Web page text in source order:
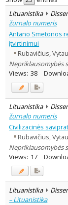
Document Type:
Books & books
Journal articles
Dissertations 1
Subject area
Economics 2
Ethnology 2
Philosophy 74
History
Documentation.
2
Literary Studies 7
Arts 11
Political sciences 20
Sociology 19
Management
Text language
Country of
Historical periods
Lithuanian place
Lituanistika
žurnalo numeris
Antano Smetonos
įtvirtinimui
Rubavičius,
Nepriklausomybės
Views: 38
Lituanistika
žurnalo numeris
Civilizacinės
Rubavičius,
Nepriklausomybės
Views: 17
Lituanistika
– Lituanistika